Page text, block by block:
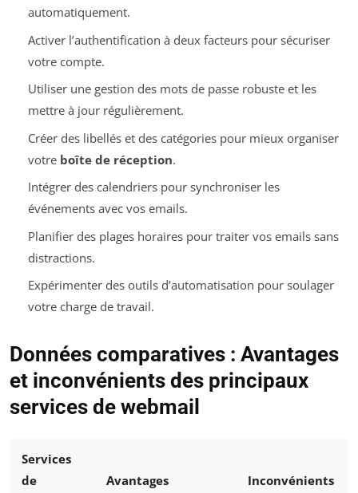
automatiquement.
Activer l’authentification à deux facteurs pour sécuriser
votre compte.
Utiliser une gestion des mots de passe robuste et les
mettre à jour régulièrement.
Créer des libellés et des catégories pour mieux organiser
votre boîte de réception.
Intégrer des calendriers pour synchroniser les
événements avec vos emails.
Planifier des plages horaires pour traiter vos emails sans
distractions.
Expérimenter des outils d’automatisation pour soulager
votre charge de travail.
Données comparatives : Avantages
et inconvénients des principaux
services de webmail
Services
de
Avantages Inconvénients